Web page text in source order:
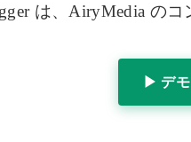
は、AiryMedia のコ
▶ デ